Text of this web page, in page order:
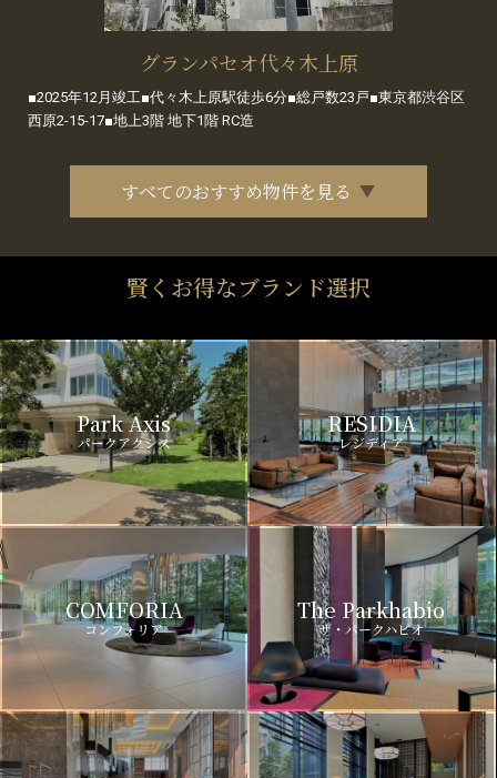
グランパセオ代々木上原
■2025年12月竣工■代々木上原駅徒歩6分■総戸数23戸■東京都渋谷区
西原2-15-17■地上3階 地下1階 RC造
すべてのおすすめ物件を見る
賢くお得なブランド選択
Park Axis
パークアクシス
RESIDIA
レジディア
COMFORIA
コンフォリア
The Parkhabio
ザ・パークハビオ